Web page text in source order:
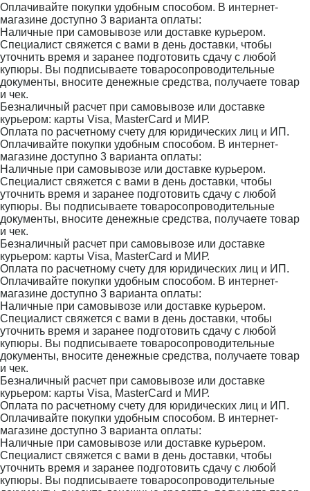
Оплачивайте покупки удобным способом. В интернет-
магазине доступно 3 варианта оплаты:
Наличные при самовывозе или доставке курьером.
Специалист свяжется с вами в день доставки, чтобы
уточнить время и заранее подготовить сдачу с любой
купюры. Вы подписываете товаросопроводительные
документы, вносите денежные средства, получаете товар
и чек.
Безналичный расчет при самовывозе или доставке
курьером: карты Visa, MasterCard и МИР.
Оплата по расчетному счету для юридических лиц и ИП.
Оплачивайте покупки удобным способом. В интернет-
магазине доступно 3 варианта оплаты:
Наличные при самовывозе или доставке курьером.
Специалист свяжется с вами в день доставки, чтобы
уточнить время и заранее подготовить сдачу с любой
купюры. Вы подписываете товаросопроводительные
документы, вносите денежные средства, получаете товар
и чек.
Безналичный расчет при самовывозе или доставке
курьером: карты Visa, MasterCard и МИР.
Оплата по расчетному счету для юридических лиц и ИП.
Оплачивайте покупки удобным способом. В интернет-
магазине доступно 3 варианта оплаты:
Наличные при самовывозе или доставке курьером.
Специалист свяжется с вами в день доставки, чтобы
уточнить время и заранее подготовить сдачу с любой
купюры. Вы подписываете товаросопроводительные
документы, вносите денежные средства, получаете товар
и чек.
Безналичный расчет при самовывозе или доставке
курьером: карты Visa, MasterCard и МИР.
Оплата по расчетному счету для юридических лиц и ИП.
Оплачивайте покупки удобным способом. В интернет-
магазине доступно 3 варианта оплаты:
Наличные при самовывозе или доставке курьером.
Специалист свяжется с вами в день доставки, чтобы
уточнить время и заранее подготовить сдачу с любой
купюры. Вы подписываете товаросопроводительные